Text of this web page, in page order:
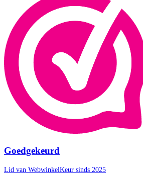
Goedgekeurd
Lid van WebwinkelKeur sinds 2025